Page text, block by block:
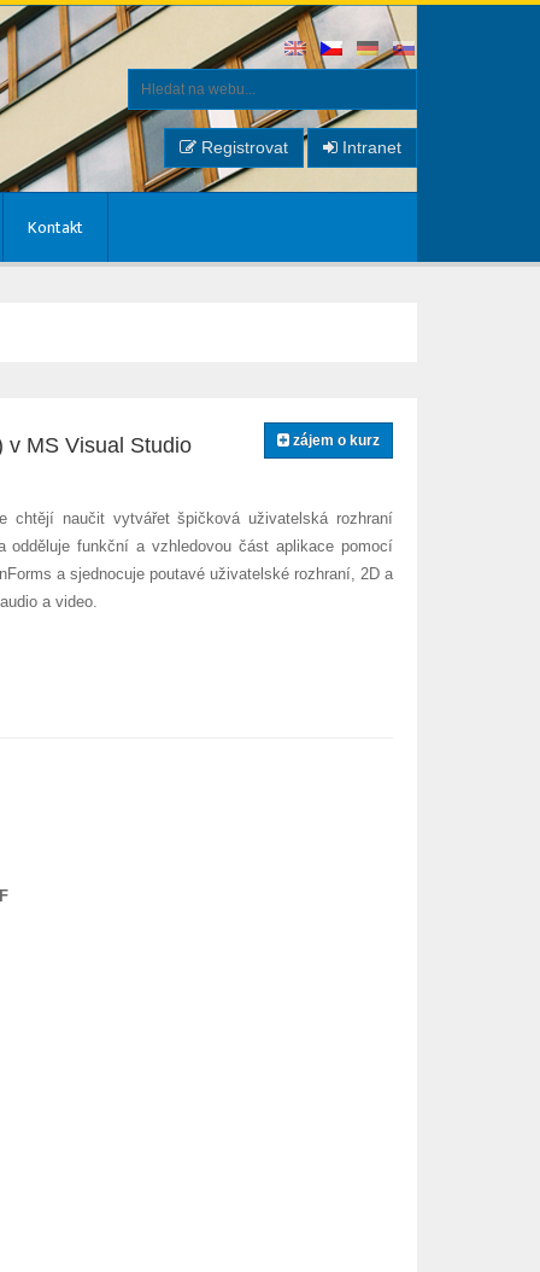
Registrovat Intranet
Kontakt
zájem o kurz
v MS Visual Studio
naučit vytvářet špičková uživatelská rozhraní
odděluje funkční a vzhledovou část aplikace pomocí
a sjednocuje poutavé uživatelské rozhraní, 2D a
a video.